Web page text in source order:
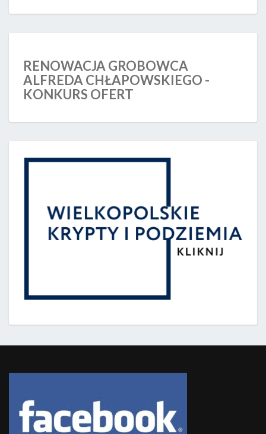
RENOWACJA GROBOWCA
ALFREDA CHŁAPOWSKIEGO -
KONKURS OFERT